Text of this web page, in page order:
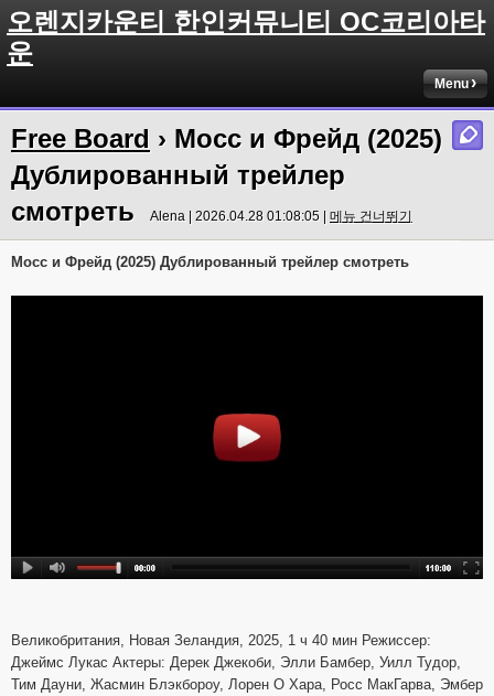
오렌지카운티 한인커뮤니티 OC코리아타
운
Menu
Free Board › Мосс и Фрейд (2025)
Дублированный трейлер
смотреть
Alena | 2026.04.28 01:08:05 | 메뉴 건너뛰기
Мосс и Фрейд (2025) Дублированный трейлер смотреть
Великобритания, Новая Зеландия, 2025, 1 ч 40 мин Режиссер:
Джеймс Лукас Актеры: Дерек Джекоби, Элли Бамбер, Уилл Тудор,
Тим Дауни, Жасмин Блэкбороу, Лорен О Хара, Росс МакГарва, Эмбер